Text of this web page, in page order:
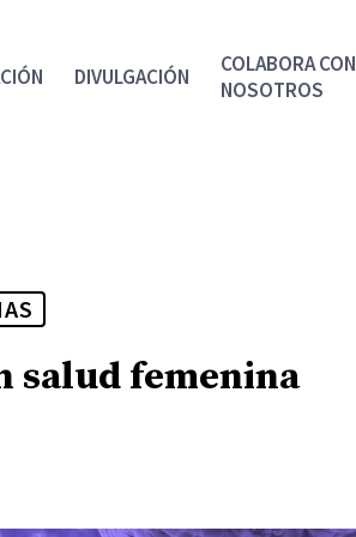
DIVULGACIÓN
COLABORA CON
NOSOTROS
salud femenina